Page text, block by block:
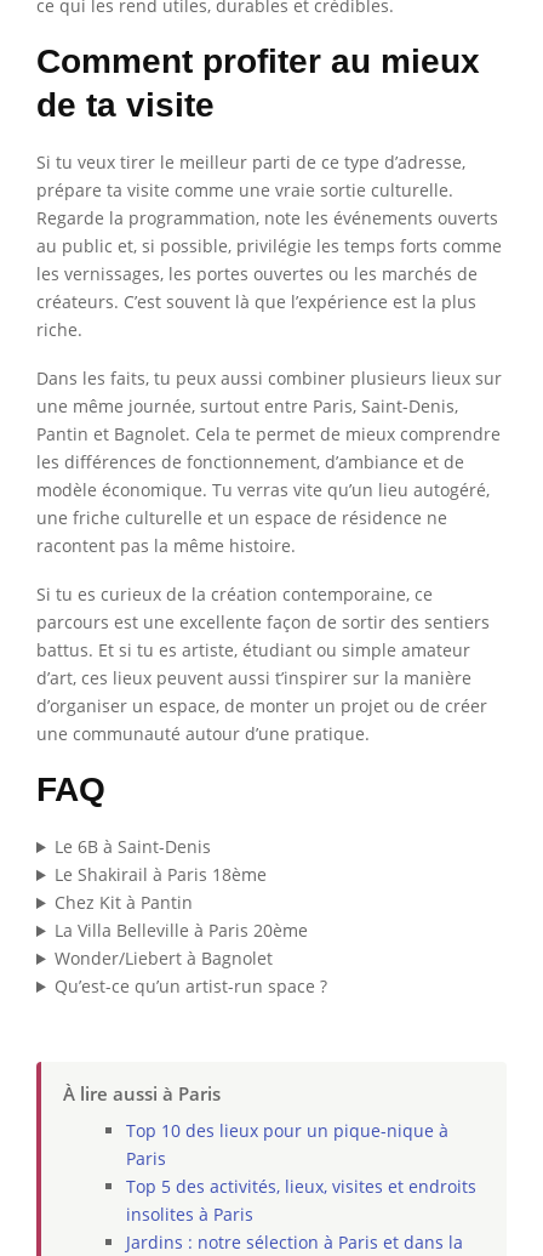
ce qui les rend utiles, durables et crédibles.
Comment profiter au mieux
de ta visite
Si tu veux tirer le meilleur parti de ce type d’adresse,
prépare ta visite comme une vraie sortie culturelle.
Regarde la programmation, note les événements ouverts
au public et, si possible, privilégie les temps forts comme
les vernissages, les portes ouvertes ou les marchés de
créateurs. C’est souvent là que l’expérience est la plus
riche.
Dans les faits, tu peux aussi combiner plusieurs lieux sur
une même journée, surtout entre Paris, Saint-Denis,
Pantin et Bagnolet. Cela te permet de mieux comprendre
les différences de fonctionnement, d’ambiance et de
modèle économique. Tu verras vite qu’un lieu autogéré,
une friche culturelle et un espace de résidence ne
racontent pas la même histoire.
Si tu es curieux de la création contemporaine, ce
parcours est une excellente façon de sortir des sentiers
battus. Et si tu es artiste, étudiant ou simple amateur
d’art, ces lieux peuvent aussi t’inspirer sur la manière
d’organiser un espace, de monter un projet ou de créer
une communauté autour d’une pratique.
FAQ
Le 6B à Saint-Denis
Le Shakirail à Paris 18ème
Chez Kit à Pantin
La Villa Belleville à Paris 20ème
Wonder/Liebert à Bagnolet
Qu’est-ce qu’un artist-run space ?
À lire aussi à Paris
Top 10 des lieux pour un pique-nique à
Paris
Top 5 des activités, lieux, visites et endroits
insolites à Paris
Jardins : notre sélection à Paris et dans la